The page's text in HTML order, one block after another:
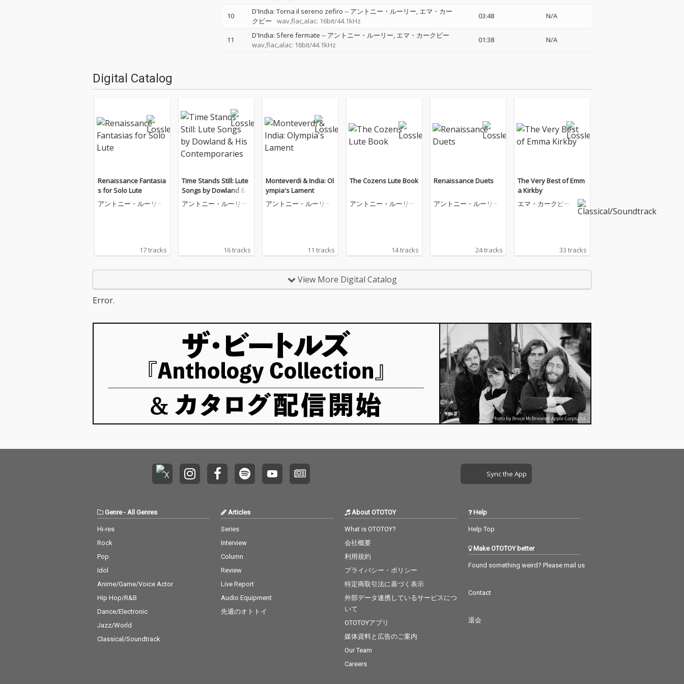
10 D'India: Torna il sereno zefiro -- アントニー・ルーリー エマ・カー
クビー
wav,flac,alac: 16bit/44.1kHz
03:48 N/A
11 D'India: Sfere fermate -- アントニー・ルーリー エマ・カークビー
wav,flac,alac: 16bit/44.1kHz
01:38 N/A
Digital Catalog
Renaissance Fantasia
s for Solo Lute
アントニー・ルーリー
17 tracks
Time Stands Still: Lute
Songs by Dowland &
His Contemporaries
アントニー・ルーリー
16 tracks
Monteverdi & India: Ol
ympia's Lament
アントニー・ルーリー
11 tracks
The Cozens Lute Book
アントニー・ルーリー
14 tracks
Renaissance Duets
アントニー・ルーリー
24 tracks
The Very Best of Emm
a Kirkby
エマ・カークビー
33 tracks
View More Digital Catalog
Error.
Sync the App
Genre- All Genres
Hi-res
Rock
Pop
Idol
Anime/Game/Voice Actor
Hip Hop/R&B
Dance/Electronic
Jazz/World
Classical/Soundtrack
Articles
Series
Interview
Column
Review
Live Report
Audio Equipment
先週のオトトイ
About OTOTOY
What is OTOTOY?
会社概要
利用規約
プライバシー・ポリシー
特定商取引法に基づく表示
外部データ連携しているサービスにつ
いて
OTOTOYアプリ
媒体資料と広告のご案内
Our Team
Careers
Help
Help Top
Make OTOTOY better
Found something weird? Please mail us
Contact
退会